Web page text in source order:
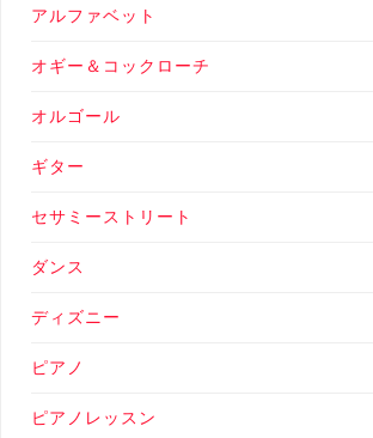
アルファベット
オギー＆コックローチ
オルゴール
ギター
セサミーストリート
ダンス
ディズニー
ピアノ
ピアノレッスン